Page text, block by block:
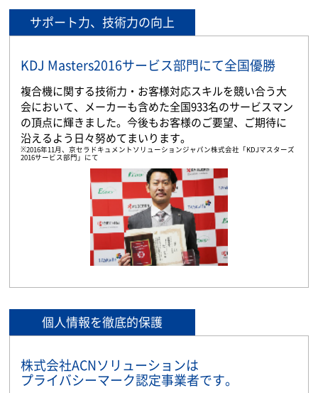
サポート力、技術力の向上
KDJ Masters2016サービス部門にて全国優勝
複合機に関する技術力・お客様対応スキルを競い合う大
会において、メーカーも含めた全国933名のサービスマン
の頂点に輝きました。今後もお客様のご要望、ご期待に
沿えるよう日々努めてまいります。
※2016年11月、京セラドキュメントソリューションジャパン株式会社「KDJマスターズ
2016サービス部門」にて
個人情報を徹底的保護
株式会社ACNソリューションは
プライバシーマーク認定事業者です。